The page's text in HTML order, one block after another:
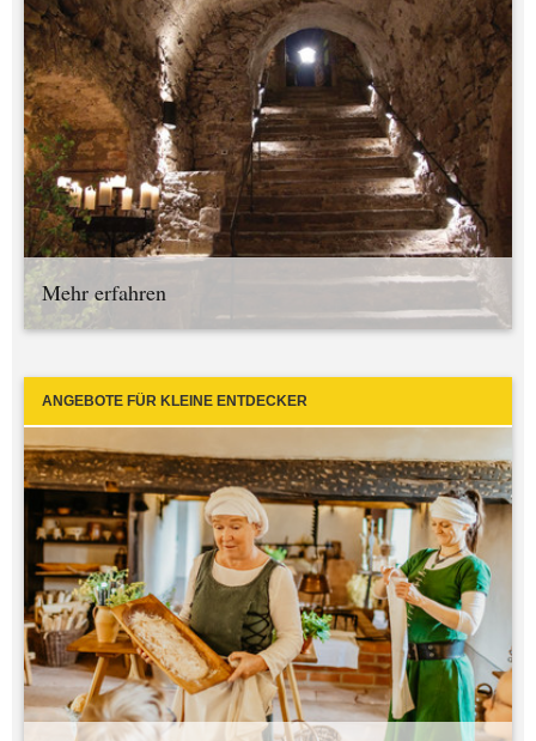
Mehr erfahren
ANGEBOTE FÜR KLEINE ENTDECKER